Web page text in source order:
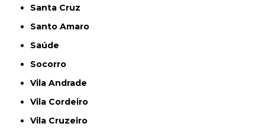
Santa Cruz
Santo Amaro
Saúde
Socorro
Vila Andrade
Vila Cordeiro
Vila Cruzeiro